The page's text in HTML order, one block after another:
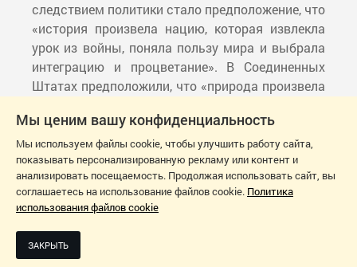
следствием политики стало предположение, что
«история произвела нацию, которая извлекла
урок из войны, поняла пользу мира и выбрала
интеграцию и процветание». В Соединенных
Штатах предположили, что «природа произвела
произвела счастье».
Неспособность основной страны бывшего
советского блока пойти по пути экономических,
политических и социальных реформ, побудила
Кремль провозгласить «политику вечности». «В
то время, как неизбежность обещает лучшее
будущее для всех, вечность ставит нацию в
Мы ценим вашу конфиденциальность
Мы используем файлы cookie, чтобы улучшить работу сайта,
показывать персонализированную рекламу или контент и
анализировать посещаемость. Продолжая использовать сайт, вы
соглашаетесь на использование файлов cookie. Политика
использования файлов cookie
ЗАКРЫТЬ